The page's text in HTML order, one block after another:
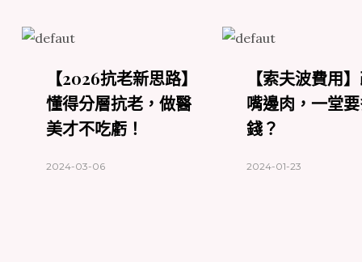
【2026抗老新思路】
懂得分層抗老，做醫
美才不吃虧！
2024-03-06
【索夫波費用
嘴邊肉，一堂
錢？
2024-01-23